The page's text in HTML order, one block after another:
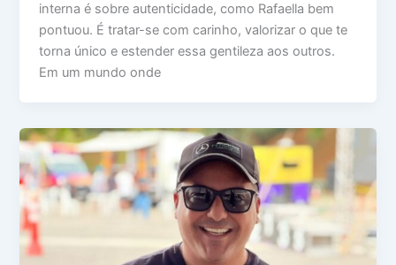
interna é sobre autenticidade, como Rafaella bem
pontuou. É tratar-se com carinho, valorizar o que te
torna único e estender essa gentileza aos outros.
Em um mundo onde